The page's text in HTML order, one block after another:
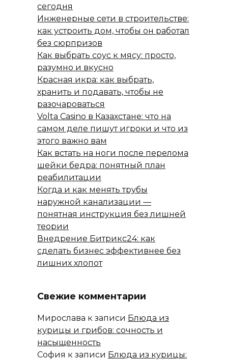
сегодня
Инженерные сети в строительстве:
как устроить дом, чтобы он работал
без сюрпризов
Как выбрать соус к мясу: просто,
разумно и вкусно
Красная икра: как выбрать,
хранить и подавать, чтобы не
разочароваться
Volta Casino в Казахстане: что на
самом деле пишут игроки и что из
этого важно вам
Как встать на ноги после перелома
шейки бедра: понятный план
реабилитации
Когда и как менять трубы
наружной канализации —
понятная инструкция без лишней
теории
Внедрение Битрикс24: как
сделать бизнес эффективнее без
лишних хлопот
Свежие комментарии
Мирослава к записи Блюда из
курицы и грибов: сочность и
насыщенность
София к записи Блюда из курицы: